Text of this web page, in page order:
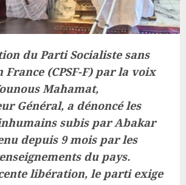
du Parti Socialiste sans
France (CPSF-F) par la voix
Mahamat,
Général, a dénoncé les
subis par Abakar
depuis 9 mois par les
du pays.
libération, le parti exige